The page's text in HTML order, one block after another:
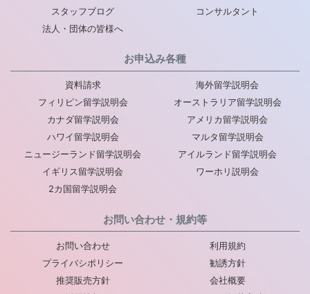
スタッフブログ
コンサルタント
法人・団体の皆様へ
お申込み各種
資料請求
海外留学説明会
フィリピン留学説明会
オーストラリア留学説明会
カナダ留学説明会
アメリカ留学説明会
ハワイ留学説明会
マルタ留学説明会
ニュージーランド留学説明会
アイルランド留学説明会
イギリス留学説明会
ワーホリ説明会
2カ国留学説明会
お問い合わせ・規約等
お問い合わせ
利用規約
プライバシポリシー
勧誘方針
推奨販売方針
会社概要